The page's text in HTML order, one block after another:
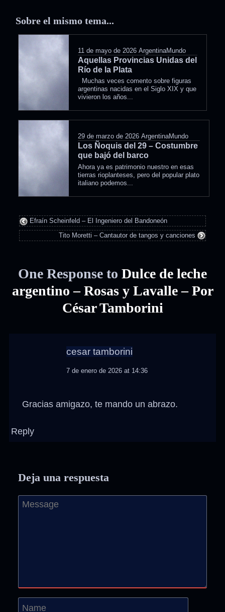
Sobre el mismo tema...
11 de mayo de 2026 ArgentinaMundo
Aquellas Provincias Unidas del
Río de la Plata
Muchas veces comento sobre figuras
argentinas nacidas en el Siglo XIX y que
vivieron los años...
29 de marzo de 2026 ArgentinaMundo
Los Ñoquis del 29 – Costumbre
que bajó del barco
Ahora ya es patrimonio nuestro en esas
tierras rioplanteses, pero del popular plato
italiano podemos...
Efraín Scheinfeld – El Ingeniero del Bandoneón
Tito Moretti – Cantautor de tangos y canciones
One Response to Dulce de leche
argentino – Rosas y Lavalle – Por
César Tamborini
cesar tamborini
7 de enero de 2026 at 14:36
Gracias amigazo, te mando un abrazo.
Reply
Deja una respuesta